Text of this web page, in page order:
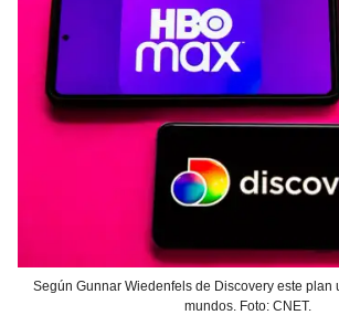
Según Gunnar Wiedenfels de Discovery este plan
mundos. Foto: CNET.